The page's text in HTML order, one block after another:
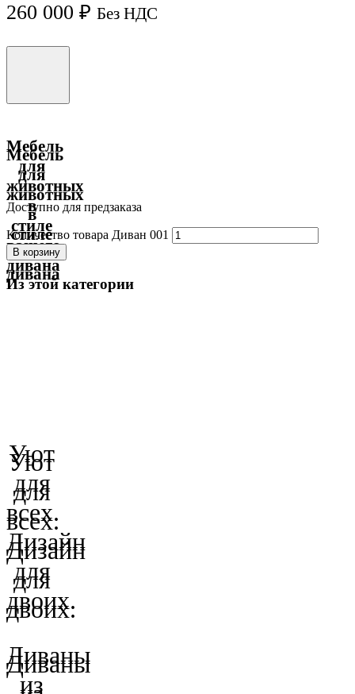
260 000 ₽ Без НДС
Мебель
для
животных
в
стиле
вашего
дивана
Уют
для
всех.
Дизайн
для
двоих.
Диваны
Мебель
для
животных
в
стиле
вашего
дивана
Уют
для
всех.
Дизайн
для
двоих.
Диваны
из
Доступно для предзаказа
Количество товара Диван 001
В корзину
Из этой категории